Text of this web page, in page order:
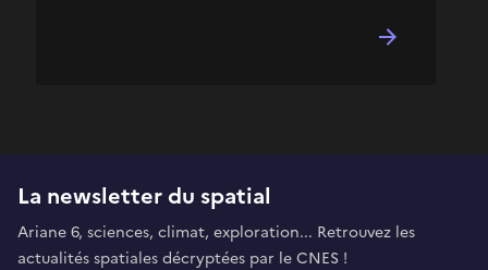
La newsletter du spatial
Ariane 6, sciences, climat, exploration... Retrouvez les
actualités spatiales décryptées par le CNES !